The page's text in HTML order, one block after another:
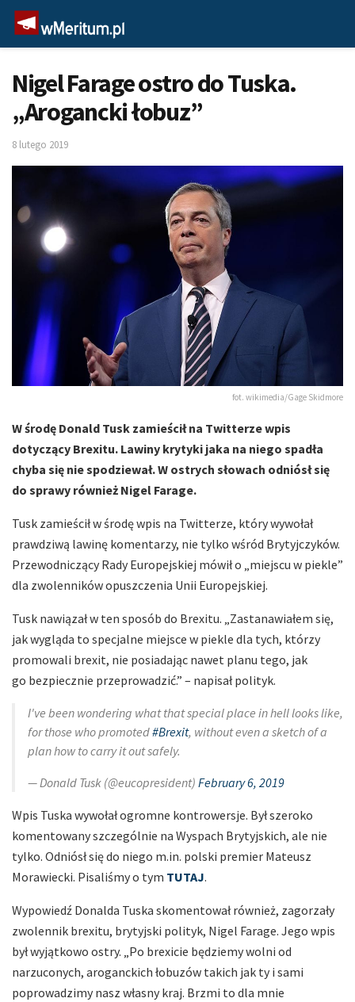
Nigel Farage ostro do Tuska.
„Arogancki łobuz”
8 lutego 2019
fot. wikimedia/Gage Skidmore
W środę Donald Tusk zamieścił na Twitterze wpis
dotyczący Brexitu. Lawiny krytyki jaka na niego spadła
chyba się nie spodziewał. W ostrych słowach odniósł się
do sprawy również Nigel Farage.
Tusk zamieścił w środę wpis na Twitterze, który wywołał
prawdziwą lawinę komentarzy, nie tylko wśród Brytyjczyków.
Przewodniczący Rady Europejskiej mówił o „miejscu w piekle”
dla zwolenników opuszczenia Unii Europejskiej.
Tusk nawiązał w ten sposób do Brexitu. „Zastanawiałem się,
jak wygląda to specjalne miejsce w piekle dla tych, którzy
promowali brexit, nie posiadając nawet planu tego, jak
go bezpiecznie przeprowadzić.” – napisał polityk.
I've been wondering what that special place in hell looks like,
for those who promoted#Brexit, without even a sketch of a
plan how to carry it out safely.
— Donald Tusk (@eucopresident) February 6, 2019
Wpis Tuska wywołał ogromne kontrowersje. Był szeroko
komentowany szczególnie na Wyspach Brytyjskich, ale nie
tylko. Odniósł się do niego m.in. polski premier Mateusz
Morawiecki. Pisaliśmy o tym TUTAJ.
Wypowiedź Donalda Tuska skomentował również, zagorzały
zwolennik brexitu, brytyjski polityk, Nigel Farage. Jego wpis
był wyjątkowo ostry. „Po brexicie będziemy wolni od
narzuconych, aroganckich łobuzów takich jak ty i sami
poprowadzimy nasz własny kraj. Brzmi to dla mnie